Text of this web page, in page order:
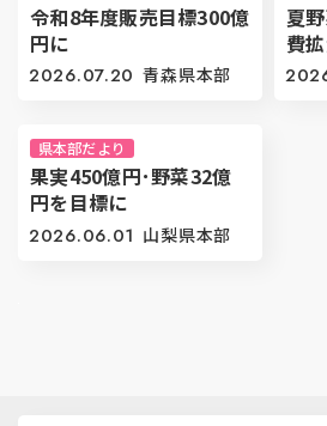
令和8年度販売目標300億
円に
2026.07.20 青森県本部
夏
費
県本部だより
果実450億円･野菜32億
円を目標に
2026.06.01 山梨県本部